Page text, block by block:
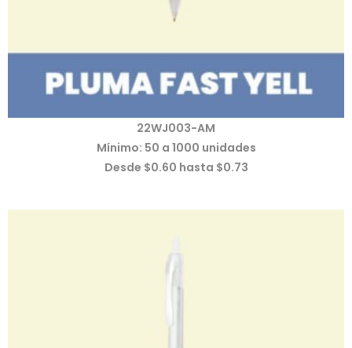
22WJ003-AM
Mínimo: 50 a 1000 unidades
Desde $0.60 hasta $0.73